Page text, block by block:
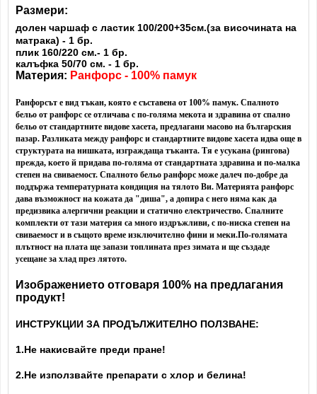
Размери:
долен чаршаф с ластик 100/200+35см.(за височината на
матрака) - 1 бр.
плик 160/220 см.- 1 бр.
калъфка 50/70 см. - 1 бр.
Материя: Ранфорс - 100% памук
Ранфорсът е вид тъкан, която е съставена от 100% памук. Спалното
бельо от ранфорс се отличава с по-голяма мекота и здравина от спално
бельо от стандартните видове хасета, предлагани масово на българския
пазар. Разликата между ранфорс и стандартните видове хасета идва още в
структурата на нишката, изграждаща тъканта. Тя е усукана (рингова)
прежда, което й придава по-голяма от стандартната здравина и по-малка
степен на свиваемост. Спалното бельо ранфорс може далеч по-добре да
поддържа температурната кондиция на тялото Ви. Материята ранфорс
дава възможност на кожата да "диша", а допира с него няма как да
предизвика алергични реакции и статично електричество. Спалните
комплекти от тази материя са много издръжливи, с по-ниска степен на
свиваемост и в същото време изключително фини и меки.По-голямата
плътност на плата ще запази топлината през зимата и ще създаде
усещане за хлад през лятото.
Изображението отговаря 100% на предлагания
продукт!
ИНСТРУКЦИИ ЗА ПРОДЪЛЖИТЕЛНО ПОЛЗВАНЕ:
1.Не накисвайте преди пране!
2.Не използвайте препарати с хлор и белина!